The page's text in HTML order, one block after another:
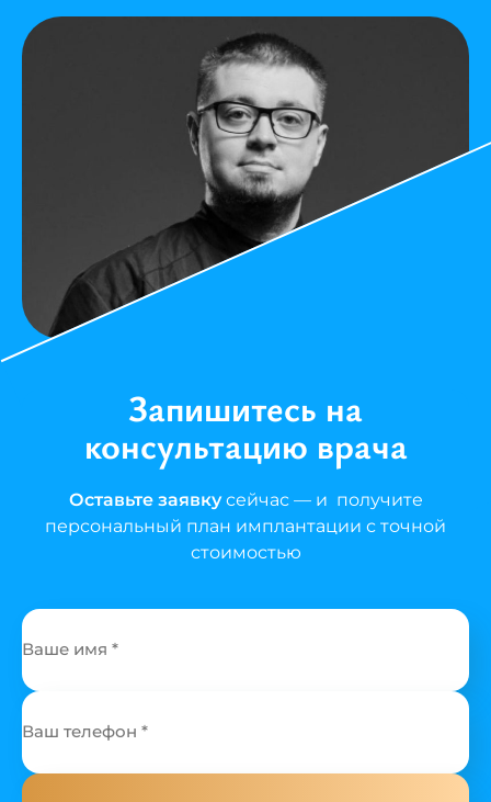
Запишитесь на
консультацию врача
Оставьте заявкусейчас — и получите
персональный план имплантации с точной
стоимостью